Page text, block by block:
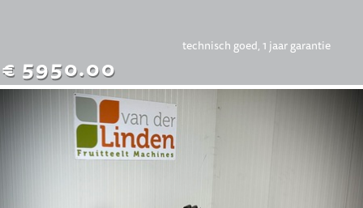
€ 5950.00
technisch goed, 1 jaar garantie